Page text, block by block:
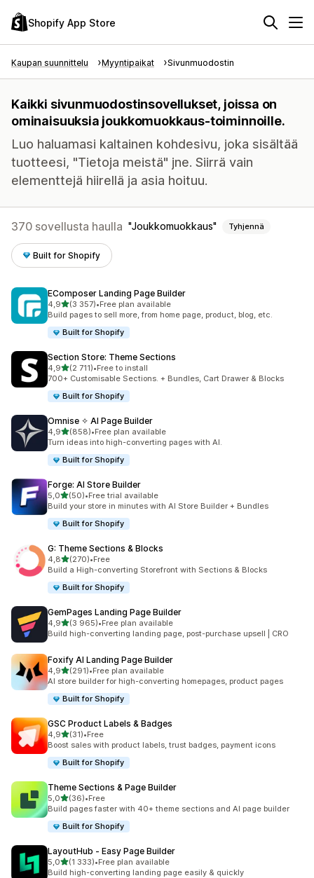
Shopify App Store
Kaupan suunnittelu Myyntipaikat Sivunmuodostin
Kaikki sivunmuodostinsovellukset, joissa on
ominaisuuksia joukkomuokkaus-toiminnoille.
Luo haluamasi kaltainen kohdesivu, joka sisältää
tuotteesi, "Tietoja meistä" jne. Siirrä vain
elementtejä hiirellä ja asia hoituu.
370 sovellusta haulla Joukkomuokkaus Tyhjennä
Built for Shopify
EComposer Landing Page Builder
4,9/ 5 tähteä
(3 357)
3357 arvostelua yhteensä
•Free plan available
Build pages to sell more, from home page, product, blog, etc.
Built for Shopify
Section Store: Theme Sections
4,9/ 5 tähteä
(2 711)
2711 arvostelua yhteensä
•Free to install
700+ Customisable Sections. + Bundles, Cart Drawer & Blocks
Built for Shopify
Omnise ✧ AI Page Builder
4,9/ 5 tähteä
(858)
858 arvostelua yhteensä
•Free plan available
Turn ideas into high-converting pages with AI.
Built for Shopify
Forge: AI Store Builder
5,0/ 5 tähteä
(50)
50 arvostelua yhteensä
•Free trial available
Build your store in minutes with AI Store Builder + Bundles
Built for Shopify
G: Theme Sections & Blocks
4,8/ 5 tähteä
(270)
270 arvostelua yhteensä
•Free
Build a High-converting Storefront with Sections & Blocks
Built for Shopify
GemPages Landing Page Builder
4,9/ 5 tähteä
(3 965)
3965 arvostelua yhteensä
•Free plan available
Build high-converting landing page, post-purchase upsell | CRO
Foxify AI Landing Page Builder
4,9/ 5 tähteä
(291)
291 arvostelua yhteensä
•Free plan available
AI store builder for high-converting homepages, product pages
Built for Shopify
GSC Product Labels & Badges
4,9/ 5 tähteä
(31)
31 arvostelua yhteensä
•Free
Boost sales with product labels, trust badges, payment icons
Built for Shopify
Theme Sections & Page Builder
5,0/ 5 tähteä
(36)
36 arvostelua yhteensä
•Free
Build pages faster with 40+ theme sections and AI page builder
Built for Shopify
LayoutHub ‑ Easy Page Builder
5,0/ 5 tähteä
(1 333)
1333 arvostelua yhteensä
•Free plan available
Build high-converting landing page easily & quickly